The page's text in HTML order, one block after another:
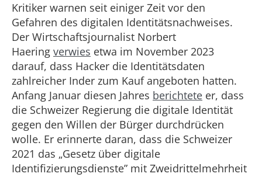
Kritiker warnen seit einiger Zeit vor den
Gefahren des digitalen Identitätsnachweises.
Der Wirtschaftsjournalist Norbert
Haering verwies etwa im November 2023
darauf, dass Hacker die Identitätsdaten
zahlreicher Inder zum Kauf angeboten hatten.
Anfang Januar diesen Jahres berichtete er, dass
die Schweizer Regierung die digitale Identität
gegen den Willen der Bürger durchdrücken
wolle. Er erinnerte daran, dass die Schweizer
2021 das „Gesetz über digitale
Identifizierungsdienste” mit Zweidrittelmehrheit